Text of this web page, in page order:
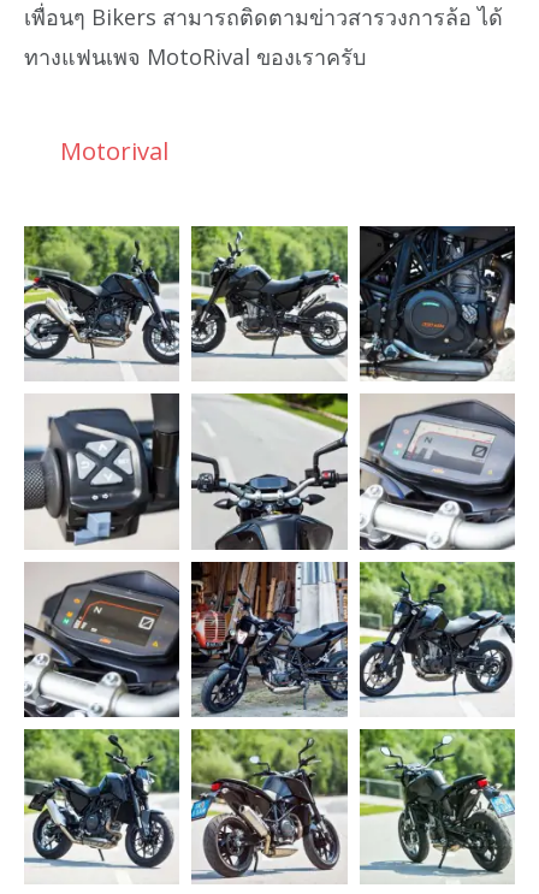
เพื่อนๆ Bikers สามารถติดตามข่าวสารวงการล้อ ได้
ทางแฟนเพจ MotoRival ของเราครับ
Motorival